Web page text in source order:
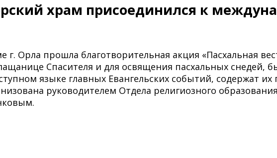
храм присоединился к
г. Орла прошла благотворительная акция «Пасхальная
Спасителя и для освящения пасхальных снедей,
языке главных Евангельских событий, содержат
руководителем Отдела религиозного